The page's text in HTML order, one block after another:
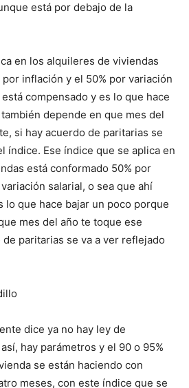
está por debajo de la
en los alquileres de viviendas
inflación y el 50% por variación
compensado y es lo que hace
depende en que mes del
si hay acuerdo de paritarias se
índice. Ese índice que se aplica en
está conformado 50% por
salarial, o sea que ahí
lo que hace bajar un poco porque
mes del año te toque ese
paritarias se va a ver reflejado
dice ya no hay ley de
hay parámetros y el 90 o 95%
se están haciendo con
meses, con este índice que se